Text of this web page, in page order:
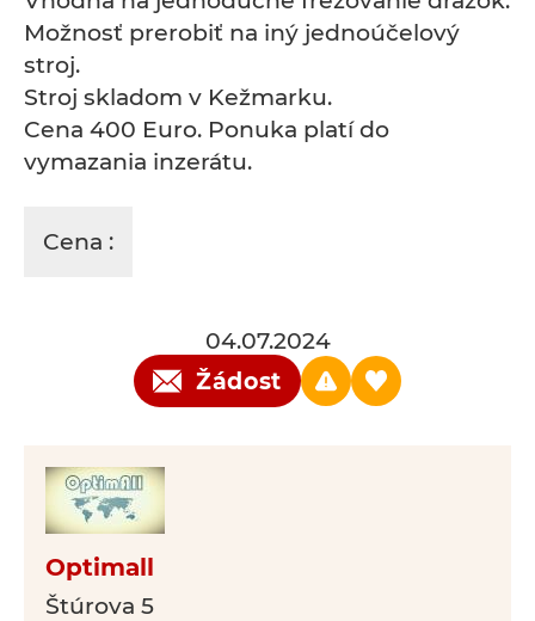
Možnosť prerobiť na iný jednoúčelový
stroj.
Stroj skladom v Kežmarku.
Cena 400 Euro. Ponuka platí do
vymazania inzerátu.
Cena :
04.07.2024
Žádost
Optimall
Štúrova 5